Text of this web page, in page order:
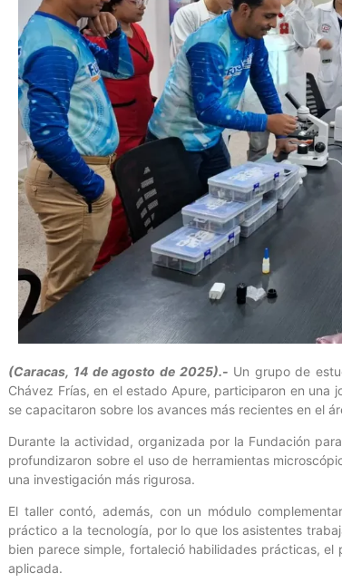
(Caracas, 14 de agosto de 2025).- Un grupo de
Chávez Frías, en el estado Apure, participaron en una
se capacitaron sobre los avances más recientes en el
Durante la actividad, organizada por la Fundación
profundizaron sobre el uso de herramientas
una investigación más rigurosa.
El taller contó, además, con un módulo
práctico a la tecnología, por lo que los asistentes
bien parece simple, fortaleció habilidades prácticas,
aplicada.